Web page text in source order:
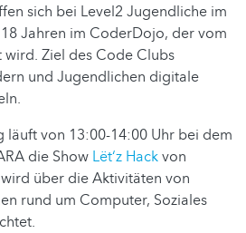
sich bei Level2 Jugendliche im
Jahren im CoderDojo, der vom
Ziel des Code Clubs
und Jugendlichen digitale
läuft von 13:00-14:00 Uhr bei dem
die Show Lët‘z Hackvon
über die Aktivitäten von
rund um Computer, Soziales